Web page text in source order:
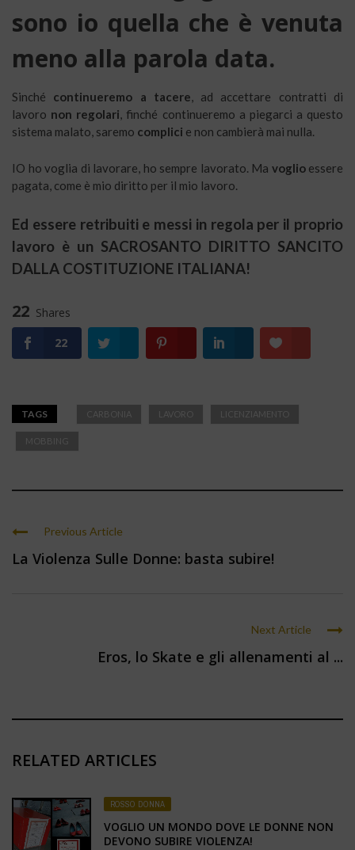
sono io quella che è venuta
meno alla parola data.
Sinché continueremo a tacere, ad accettare contratti di
lavoro non regolari, finché continueremo a piegarci a questo
sistema malato, saremo complici e non cambierà mai nulla.
IO ho voglia di lavorare, ho sempre lavorato. Ma voglioessere
pagata, come è mio diritto per il mio lavoro.
Ed essere retribuiti e messi in regola per il proprio
lavoro è un SACROSANTO DIRITTO SANCITO
DALLA COSTITUZIONE ITALIANA!
22 Shares
22
TAGS CARBONIA LAVORO LICENZIAMENTO
MOBBING
Previous Article
La Violenza Sulle Donne: basta subire!
Next Article
Eros, lo Skate e gli allenamenti al ...
RELATED ARTICLES
ROSSO DONNA
VOGLIO UN MONDO DOVE LE DONNE NON
DEVONO SUBIRE VIOLENZA!